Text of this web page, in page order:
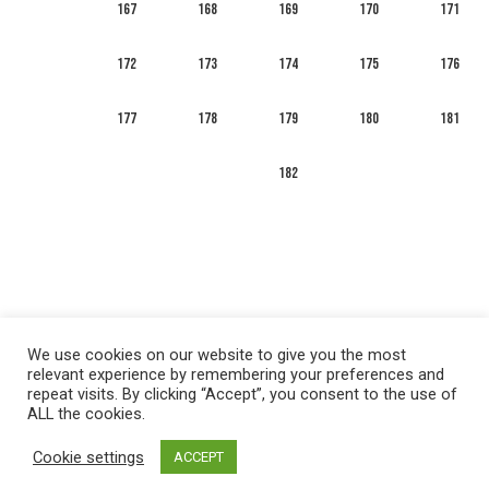
167 168 169 170 171
172 173 174 175 176
177 178 179 180 181
182
English Français
Privacy policy
We use cookies on our website to give you the most
relevant experience by remembering your preferences and
repeat visits. By clicking “Accept”, you consent to the use of
ALL the cookies.
Cookie settings ACCEPT